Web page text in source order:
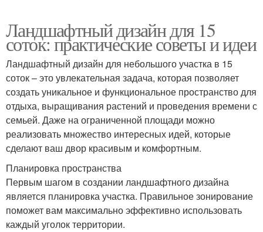
Ландшафтный дизайн для 15
соток: практические советы и идеи
Ландшафтный дизайн для небольшого участка в 15
соток – это увлекательная задача, которая позволяет
создать уникальное и функциональное пространство для
отдыха, выращивания растений и проведения времени с
семьей. Даже на ограниченной площади можно
реализовать множество интересных идей, которые
сделают ваш двор красивым и комфортным.
Планировка пространства
Первым шагом в создании ландшафтного дизайна
является планировка участка. Правильное зонирование
поможет вам максимально эффективно использовать
каждый уголок территории.